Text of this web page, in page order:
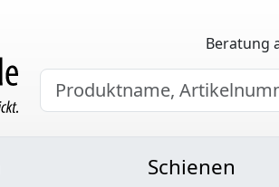
Beratung
Schienen